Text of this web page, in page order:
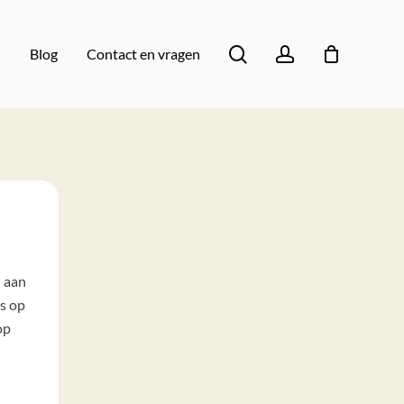
Blog Contact en vragen searchaccount
op